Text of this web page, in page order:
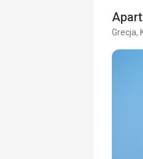
Grecja,